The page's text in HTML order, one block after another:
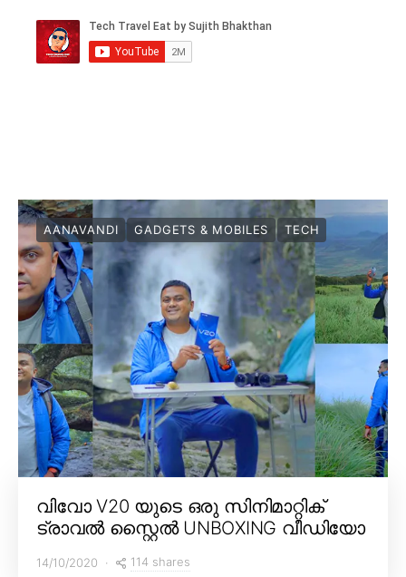
AANAVANDI GADGETS & MOBILES TECH
വിവോ V20 യുടെ ഒരു സിനിമാറ്റിക്
ട്രാവൽ സ്റ്റൈൽ UNBOXING വീഡിയോ
14/10/2020 114 shares